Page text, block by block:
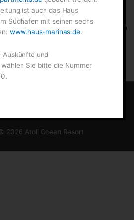
die im Winter 2014/15 komplett
auf
www.atoll-apartments.de
auch das Haus Marinas direkt am Südhafen
wählen Sie bitte die Nummer
2026 Atoll Ocean Resort
ist auch das Haus
Südhafen mit seinen sechs
www.haus-marinas.de.
Auskünfte und
Sie bitte die Nummer